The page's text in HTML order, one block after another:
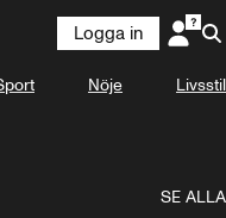
Logga in
Nöje Livsstil
SE ALLA